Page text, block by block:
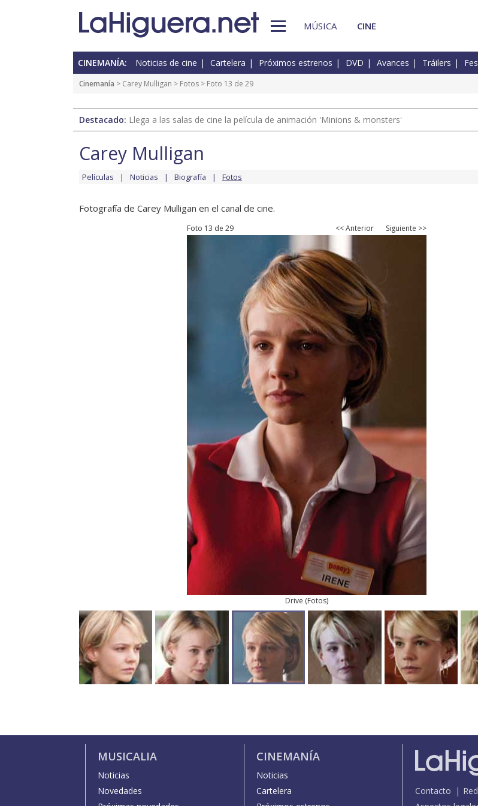
MÚSICA CINE
CINEMANÍA: Noticias de cine Cartelera Próximos estrenos DVD Avances Tráilers
Cinemanía > Carey Mulligan > Fotos > Foto 13 de 29
Destacado: Llega a las salas de cine la película de animación 'Minions & monsters'
Carey Mulligan
Películas Noticias Biografía Fotos
Fotografía de Carey Mulligan en el canal de cine.
Foto 13 de 29 << Anterior Siguiente >>
Drive (Fotos)
MUSICALIA
Noticias
Novedades
CINEMANÍA
Noticias
Cartelera
Contacto